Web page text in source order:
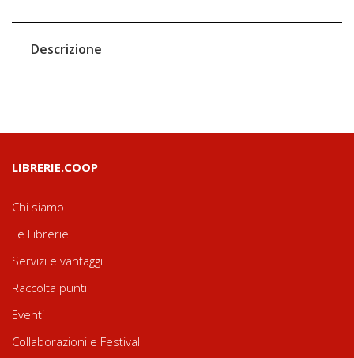
Descrizione
LIBRERIE.COOP
Chi siamo
Le Librerie
Servizi e vantaggi
Raccolta punti
Eventi
Collaborazioni e Festival